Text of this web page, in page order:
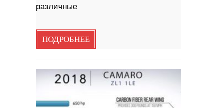
различные
ПОДРОБНЕЕ